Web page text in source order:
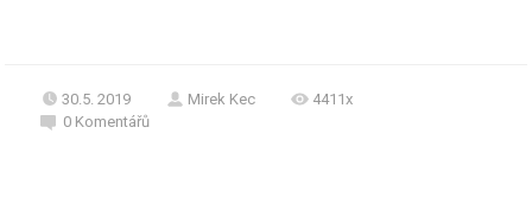
30.5. 2019 Mirek Kec
4411x
0 Komentářů